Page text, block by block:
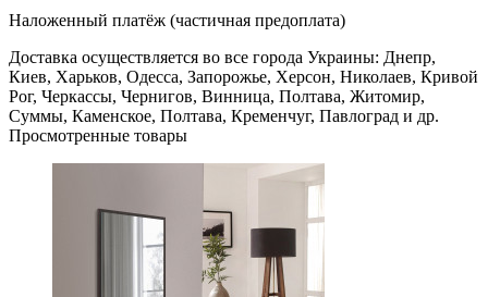
Наложенный платёж (частичная предоплата)
Доставка осуществляется во все города Украины: Днепр,
Киев, Харьков, Одесса, Запорожье, Херсон, Николаев, Кривой
Рог, Черкассы, Чернигов, Винница, Полтава, Житомир,
Суммы, Каменское, Полтава, Кременчуг, Павлоград и др.
Просмотренные товары